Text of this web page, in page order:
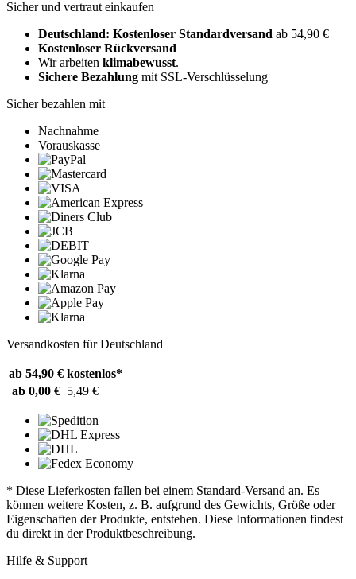
Sicher und vertraut einkaufen
Deutschland: Kostenloser Standardversand ab 54,90 €
Kostenloser Rückversand
Wir arbeiten klimabewusst.
Sichere Bezahlung mit SSL-Verschlüsselung
Sicher bezahlen mit
Nachnahme
Vorauskasse
Versandkosten für Deutschland
ab 54,90 € kostenlos*
ab 0,00 € 5,49 €
* Diese Lieferkosten fallen bei einem Standard-Versand an. Es
können weitere Kosten, z. B. aufgrund des Gewichts, Größe oder
Eigenschaften der Produkte, entstehen. Diese Informationen findest
du direkt in der Produktbeschreibung.
Hilfe & Support